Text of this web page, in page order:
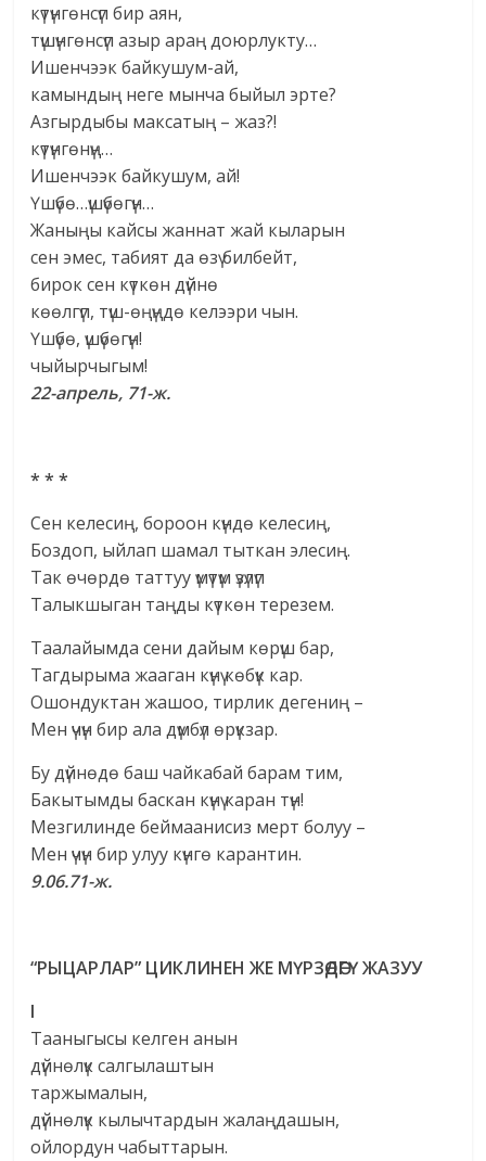
күтүнгөнсүп бир аян,
түшүнгөнсүп азыр араң доюрлукту…
Ишенчээк байкушум-ай,
камындың неге мынча быйыл эрте?
Азгырдыбы максатың – жаз?!
күтүнгөнүң…
Ишенчээк байкушум, ай!
Үшүбө…үшүбөгүн…
Жаныңы кайсы жаннат жай кыларын
сен эмес, табият да өзү билбейт,
бирок сен күткөн дүйнө
көөлгүп, түш-өңүңдө келээри чын.
Үшүбө, үшүбөгүн!
чыйырчыгым!
22-апрель, 71-ж.
* * *
Сен келесиң, бороон күндө келесиң,
Боздоп, ыйлап шамал тыткан элесиң.
Так өчөрдө таттуу үмүтүм үзүлүп
Талыкшыган таңды күткөн терезем.
Таалайымда сени дайым көрүш бар,
Тагдырыма жааган күнү көбүк кар.
Ошондуктан жашоо, тирлик дегениң –
Мен үчүн бир ала дүмбүл өрүкзар.
Бу дүйнөдө баш чайкабай барам тим,
Бакытымды баскан күнү каран түн!
Мезгилинде беймаанисиз мерт болуу –
Мен үчүн бир улуу күнгө карантин.
9.06.71-ж.
“РЫЦАРЛАР” ЦИКЛИНЕН ЖЕ МҮРЗӨДӨГҮ ЖАЗУУ
I
Тааныгысы келген анын
дүйнөлүк салгылаштын
таржымалын,
дүйнөлүк кылычтардын жалаңдашын,
ойлордун чабыттарын.